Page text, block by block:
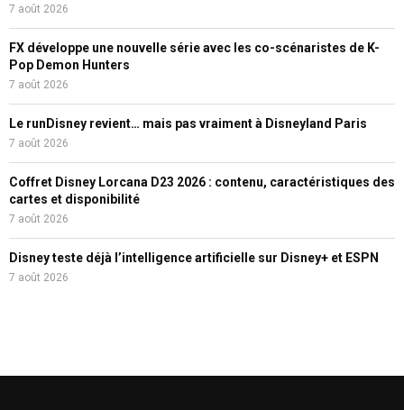
7 août 2026
FX développe une nouvelle série avec les co-scénaristes de K-
Pop Demon Hunters
7 août 2026
Le runDisney revient… mais pas vraiment à Disneyland Paris
7 août 2026
Coffret Disney Lorcana D23 2026 : contenu, caractéristiques des
cartes et disponibilité
7 août 2026
Disney teste déjà l’intelligence artificielle sur Disney+ et ESPN
7 août 2026